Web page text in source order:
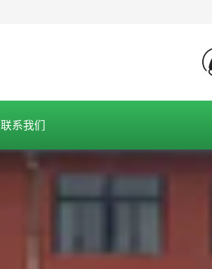
联系我们